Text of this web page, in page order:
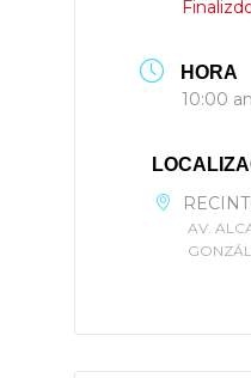
HORA
10:00
AV.